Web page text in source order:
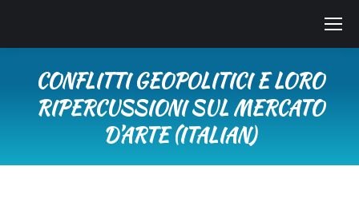
CONFLITTI GEOPOLITICI E LORO
RIPERCUSSIONI SUL MERCATO
D’ARTE (ITALIAN)